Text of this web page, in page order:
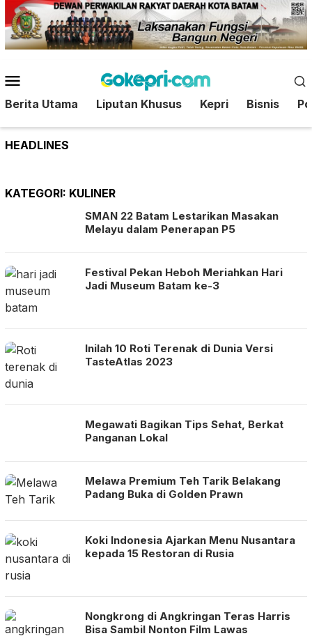
Loncat
ke
konten
Mobile
Berita Utama Liputan Khusus Kepri Bisnis
HEADLINES
KATEGORI: KULINER
SMAN 22 Batam Lestarikan Masakan
Melayu dalam Penerapan P5
Festival Pekan Heboh Meriahkan Hari
Jadi Museum Batam ke-3
Inilah 10 Roti Terenak di Dunia Versi
TasteAtlas 2023
Megawati Bagikan Tips Sehat, Berkat
Panganan Lokal
Melawa Premium Teh Tarik Belakang
Padang Buka di Golden Prawn
Koki Indonesia Ajarkan Menu Nusantara
kepada 15 Restoran di Rusia
Nongkrong di Angkringan Teras Harris
Bisa Sambil Nonton Film Lawas